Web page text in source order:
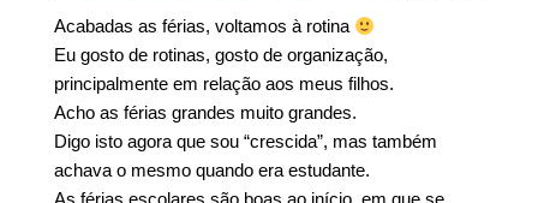
Acabadas as férias, voltamos à rotina
Eu gosto de rotinas, gosto de organização,
principalmente em relação aos meus filhos.
Acho as férias grandes muito grandes.
Digo isto agora que sou “crescida”, mas também
achava o mesmo quando era estudante.